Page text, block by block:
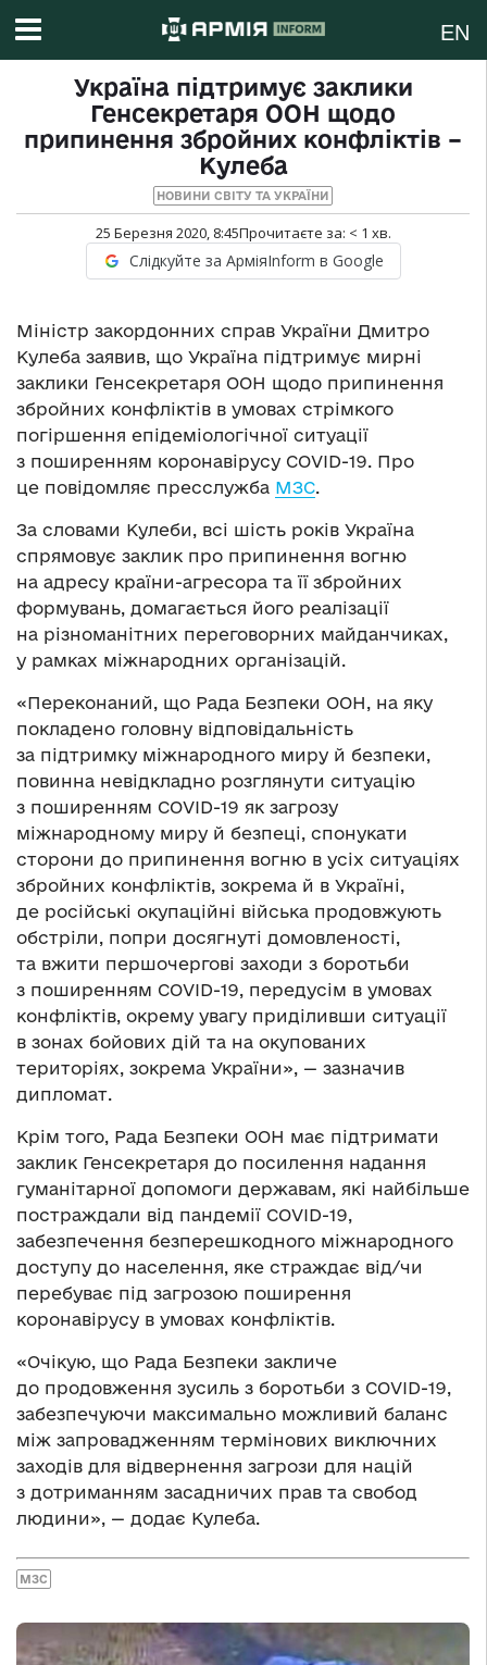
EN
Україна підтримує заклики
Генсекретаря ООН щодо
припинення збройних конфліктів –
Кулеба
НОВИНИ СВІТУ ТА УКРАЇНИ
25 Березня 2020, 8:45Прочитаєте за: < 1 хв.
Слідкуйте за АрміяInform в Google
Міністр закордонних справ України Дмитро
Кулеба заявив, що Україна підтримує мирні
заклики Генсекретаря ООН щодо припинення
збройних конфліктів в умовах стрімкого
погіршення епідеміологічної ситуації
з поширенням коронавірусу COVID-19. Про
це повідомляє пресслужба МЗС.
За словами Кулеби, всі шість років Україна
спрямовує заклик про припинення вогню
на адресу країни-агресора та її збройних
формувань, домагається його реалізації
на різноманітних переговорних майданчиках,
у рамках міжнародних організацій.
«Переконаний, що Рада Безпеки ООН, на яку
покладено головну відповідальність
за підтримку міжнародного миру й безпеки,
повинна невідкладно розглянути ситуацію
з поширенням COVID-19 як загрозу
міжнародному миру й безпеці, спонукати
сторони до припинення вогню в усіх ситуаціях
збройних конфліктів, зокрема й в Україні,
де російські окупаційні війська продовжують
обстріли, попри досягнуті домовленості,
та вжити першочергові заходи з боротьби
з поширенням COVID-19, передусім в умовах
конфліктів, окрему увагу приділивши ситуації
в зонах бойових дій та на окупованих
територіях, зокрема України», — зазначив
дипломат.
Крім того, Рада Безпеки ООН має підтримати
заклик Генсекретаря до посилення надання
гуманітарної допомоги державам, які найбільше
постраждали від пандемії COVID-19,
забезпечення безперешкодного міжнародного
доступу до населення, яке страждає від/чи
перебуває під загрозою поширення
коронавірусу в умовах конфліктів.
«Очікую, що Рада Безпеки закличе
до продовження зусиль з боротьби з COVID-19,
забезпечуючи максимально можливий баланс
між запровадженням термінових виключних
заходів для відвернення загрози для націй
з дотриманням засадничих прав та свобод
людини», — додає Кулеба.
МЗС